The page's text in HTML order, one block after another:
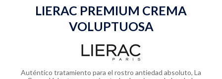
LIERAC PREMIUM CREMA
VOLUPTUOSA
Auténtico tratamiento para el rostro antiedad absoluto, La